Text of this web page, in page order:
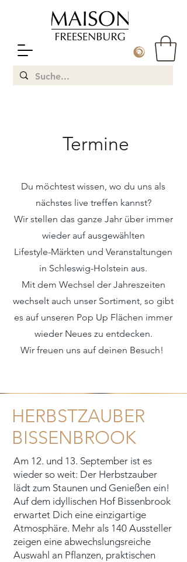
Termine
Du möchtest wissen, wo du uns als
nächstes live treffen kannst?
Wir stellen das ganze Jahr über immer
wieder auf ausgewählten
Lifestyle-Märkten und Veranstaltungen
in Schleswig-Holstein aus.
Mit dem Wechsel der Jahreszeiten
wechselt auch unser Sortiment, so gibt
es auf unseren Pop Up Flächen immer
wieder Neues zu entdecken.
Wir freuen uns auf deinen Besuch!
HERBSTZAUBER
BISSENBROOK
Am 12. und 13. September ist es
wieder so weit: Der Herbstzauber
lädt zum Staunen und Genießen ein!
Auf dem idyllischen Hof Bissenbrook
erwartet Dich eine einzigartige
Atmosphäre. Mehr als 140 Aussteller
zeigen eine abwechslungsreiche
Auswahl an Pflanzen, praktischen